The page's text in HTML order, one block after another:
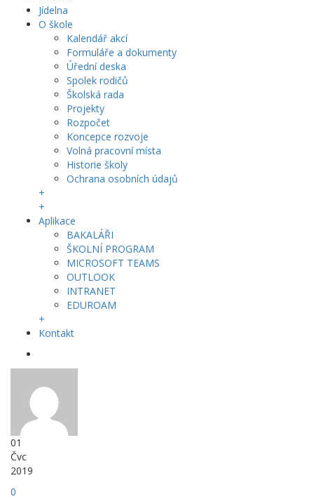
Jídelna
O škole
Kalendář akcí
Formuláře a dokumenty
Úřední deska
Spolek rodičů
Školská rada
Projekty
Rozpočet
Koncepce rozvoje
Volná pracovní místa
Historie školy
Ochrana osobních údajů
+
+
Aplikace
BAKALÁŘI
ŠKOLNÍ PROGRAM
MICROSOFT TEAMS
OUTLOOK
INTRANET
EDUROAM
+
Kontakt
01
Čvc
2019
0